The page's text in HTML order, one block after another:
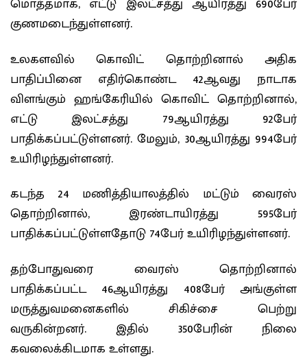
மொத்தமாக, எட்டு இலட்சத்து ஆயிரத்து 690பேர்
குணமடைந்துள்ளனர்.
உலகளவில் கொவிட் தொற்றினால் அதிக
பாதிப்பினை எதிர்கொண்ட 42ஆவது நாடாக
விளங்கும் ஹங்கேரியில் கொவிட் தொற்றினால்,
எட்டு இலட்சத்து 79ஆயிரத்து 92பேர்
பாதிக்கப்பட்டுள்ளனர். மேலும், 30ஆயிரத்து 994பேர்
உயிரிழந்துள்ளனர்.
கடந்த 24 மணித்தியாலத்தில் மட்டும் வைரஸ்
தொற்றினால், இரண்டாயிரத்து 595பேர்
பாதிக்கப்பட்டுள்ளதோடு 74பேர் உயிரிழந்துள்ளனர்.
தற்போதுவரை வைரஸ் தொற்றினால்
பாதிக்கப்பட்ட 46ஆயிரத்து 408பேர் அங்குள்ள
மருத்துவமனைகளில் சிகிச்சை பெற்று
வருகின்றனர். இதில் 350பேரின் நிலை
கவலைக்கிடமாக உள்ளது.